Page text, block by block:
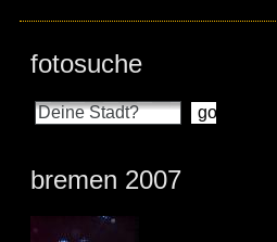
fotosuche
bremen 2007